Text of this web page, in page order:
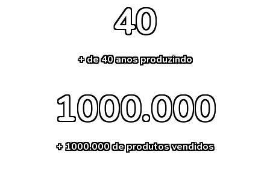
40
+ de 40 anos produzindo
1000.000
+ 1000.000 de produtos vendidos